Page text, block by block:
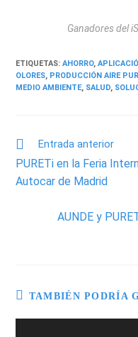
Ganadores del
ETIQUETAS:AHORRO,
OLORES PRODUCCIÓN AIRE
MEDIO AMBIENTE, SALUD
Entrada anterior
PURETi en la Feria
Autocar de Madrid
AUNDE y
TAMBIÉN PODRÍA